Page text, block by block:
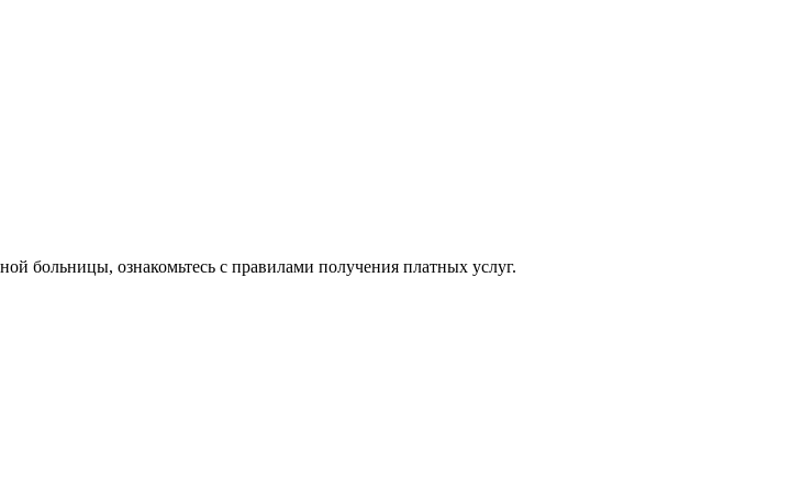
больницы, ознакомьтесь с правилами получения платных услуг.